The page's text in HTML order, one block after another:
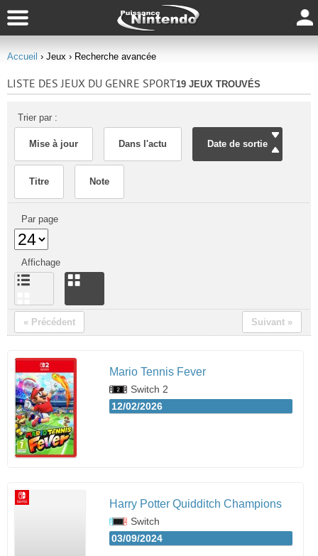
Accueil › Jeux › Recherche avancée
LISTE DES JEUX DU GENRE SPORT19 JEUX TROUVÉS
Trier par :
Mise à jour Dans l'actu Date de sortie
Titre Note
Par page
Affichage
« Précédent Suivant »
Mario Tennis Fever
Switch 2
12/02/2026
Harry Potter Quidditch Champions
Switch
03/09/2024